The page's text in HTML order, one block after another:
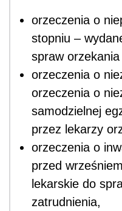
orzeczenia o
stopniu –
spraw orzekania
orzeczenia o
orzeczenia o
samodzielnej
przez lekarzy
orzeczenia o
przed
lekarskie do
zatrudnienia,